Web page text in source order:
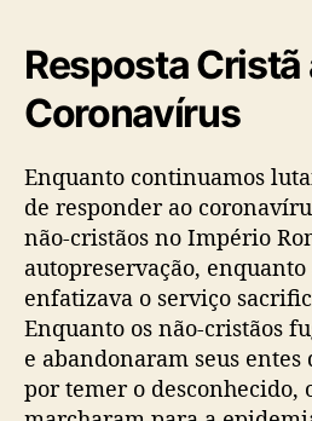
Resposta Cristã
Coronavírus
Enquanto continuamos
de responder ao
não-cristãos no Império
autopreservação,
enfatizava o serviço
Enquanto os não-cristãos
e abandonaram seus
por temer o desconhecido,